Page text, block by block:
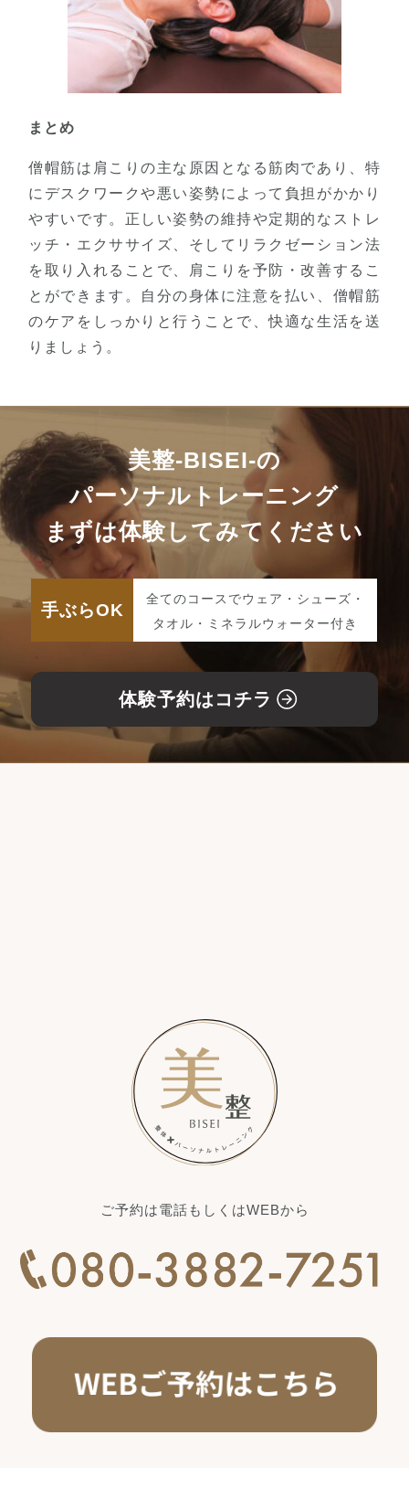
まとめ
僧帽筋は肩こりの主な原因となる筋肉であり、特
にデスクワークや悪い姿勢によって負担がかかり
やすいです。正しい姿勢の維持や定期的なストレ
ッチ・エクササイズ、そしてリラクゼーション法
を取り入れることで、肩こりを予防・改善するこ
とができます。自分の身体に注意を払い、僧帽筋
のケアをしっかりと行うことで、快適な生活を送
りましょう。
美整-BISEI-の
パーソナルトレーニング
まずは体験してみてください
手ぶらOK
全てのコースでウェア・シューズ・
タオル・ミネラルウォーター付き
体験予約はコチラ
ご予約は電話もしくはWEBから